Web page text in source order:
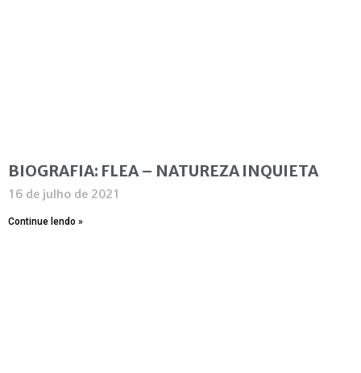
BIOGRAFIA: FLEA – NATUREZA INQUIETA
16 de julho de 2021
Continue lendo »